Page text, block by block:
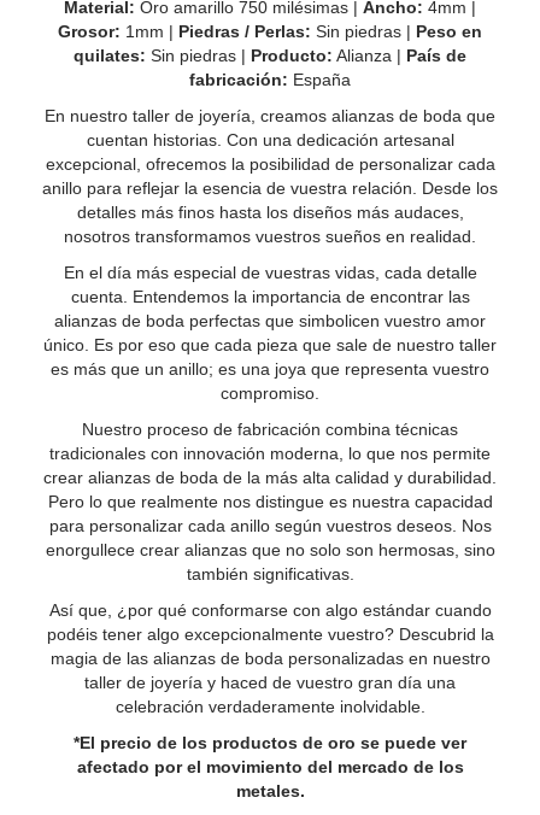
Material: Oro amarillo 750 milésimas | Ancho: 4mm |
Grosor: 1mm | Piedras / Perlas: Sin piedras | Peso en
quilates: Sin piedras | Producto: Alianza | País de
fabricación: España
En nuestro taller de joyería, creamos alianzas de boda que
cuentan historias. Con una dedicación artesanal
excepcional, ofrecemos la posibilidad de personalizar cada
anillo para reflejar la esencia de vuestra relación. Desde los
detalles más finos hasta los diseños más audaces,
nosotros transformamos vuestros sueños en realidad.
En el día más especial de vuestras vidas, cada detalle
cuenta. Entendemos la importancia de encontrar las
alianzas de boda perfectas que simbolicen vuestro amor
único. Es por eso que cada pieza que sale de nuestro taller
es más que un anillo; es una joya que representa vuestro
compromiso.
Nuestro proceso de fabricación combina técnicas
tradicionales con innovación moderna, lo que nos permite
crear alianzas de boda de la más alta calidad y durabilidad.
Pero lo que realmente nos distingue es nuestra capacidad
para personalizar cada anillo según vuestros deseos. Nos
enorgullece crear alianzas que no solo son hermosas, sino
también significativas.
Así que, ¿por qué conformarse con algo estándar cuando
podéis tener algo excepcionalmente vuestro? Descubrid la
magia de las alianzas de boda personalizadas en nuestro
taller de joyería y haced de vuestro gran día una
celebración verdaderamente inolvidable.
*El precio de los productos de oro se puede ver
afectado por el movimiento del mercado de los
metales.